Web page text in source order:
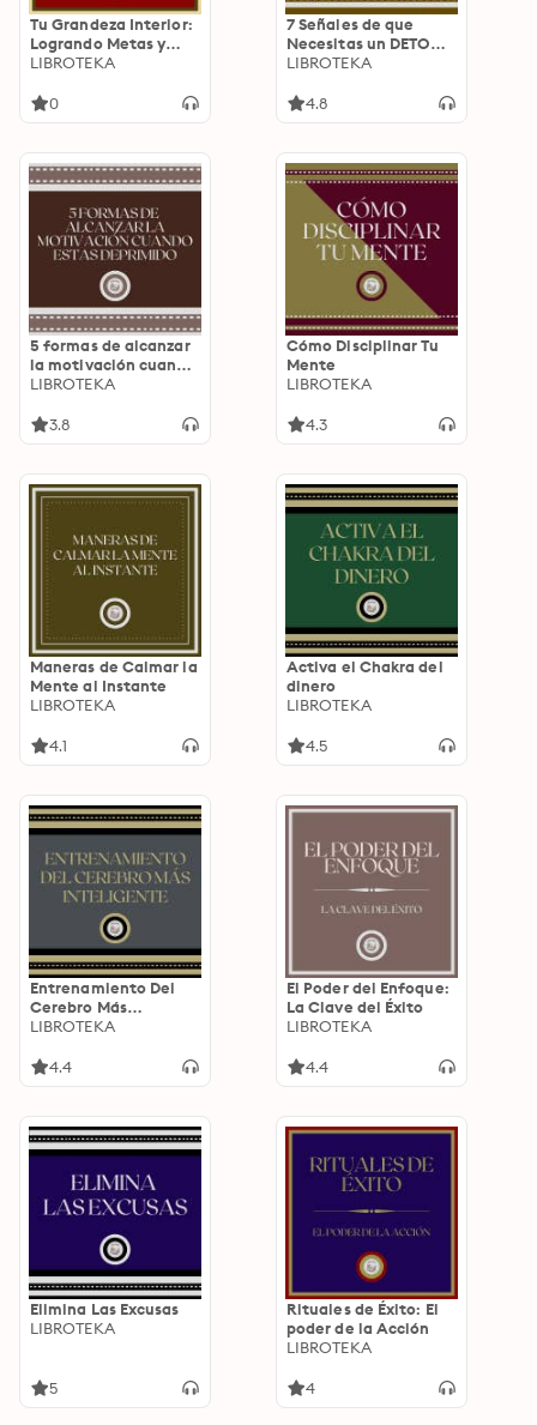
Tu Grandeza Interior:
Logrando Metas y
Objetivos
LIBROTEKA
0
7 Señales de que
Necesitas un DETOX
MENTAL
LIBROTEKA
4.8
5 formas de alcanzar
la motivación cuando
estas deprimido
LIBROTEKA
3.8
Cómo Disciplinar Tu
Mente
LIBROTEKA
4.3
Maneras de Calmar la
Mente al Instante
LIBROTEKA
4.1
Activa el Chakra del
dinero
LIBROTEKA
4.5
Entrenamiento Del
Cerebro Más
Inteligente
LIBROTEKA
4.4
El Poder del Enfoque:
La Clave del Éxito
LIBROTEKA
4.4
Elimina Las Excusas
LIBROTEKA
5
Rituales de Éxito: El
poder de la Acción
LIBROTEKA
4